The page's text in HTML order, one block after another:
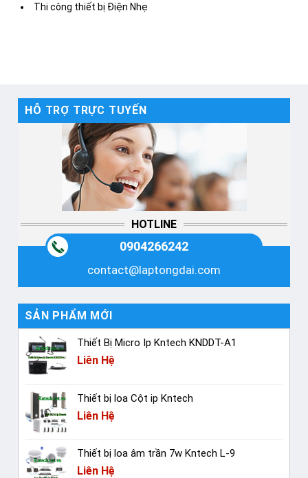
HỖ TRỢ TRỰC TUYẾN
HOTLINE
0904266242
contact@laptongdai.com
SẢN PHẨM MỚI
Thiết Bị Micro Ip Kntech KNDDT-A1
Liên Hệ
Thiết bị loa Cột ip Kntech
Liên Hệ
Thiết bị loa âm trần 7w Kntech L-9
Liên Hệ
Thi công thiết bị Điện Nhẹ